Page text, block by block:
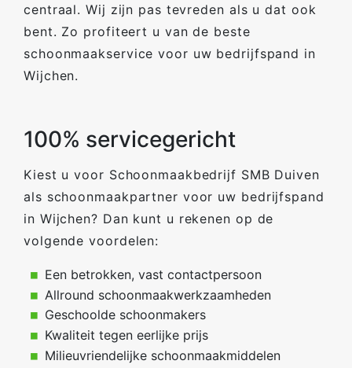
centraal. Wij zijn pas tevreden als u dat ook
bent. Zo profiteert u van de beste
schoonmaakservice voor uw bedrijfspand in
Wijchen.
100% servicegericht
Kiest u voor Schoonmaakbedrijf SMB Duiven
als schoonmaakpartner voor uw bedrijfspand
in Wijchen? Dan kunt u rekenen op de
volgende voordelen:
Een betrokken, vast contactpersoon
Allround schoonmaakwerkzaamheden
Geschoolde schoonmakers
Kwaliteit tegen eerlijke prijs
Milieuvriendelijke schoonmaakmiddelen